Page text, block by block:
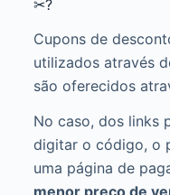
✂?
Cupons de
utilizados através
são oferecidos
No caso, dos links
digitar o código, o
uma página de